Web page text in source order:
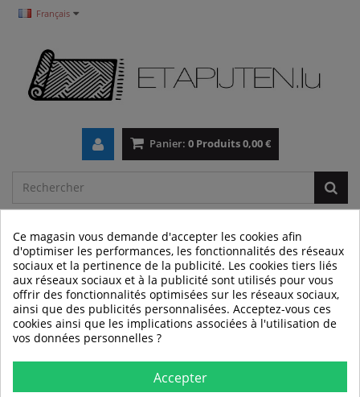
Français
Panier: 0 Produits0,00 €
MENU
Maison et intérieur Pour enfants
Puzzles en
mousse
INFORMATIONS
Puzzles en mousse
Ce magasin vous demande d'accepter les cookies afin
d'optimiser les performances, les fonctionnalités des réseaux
sociaux et la pertinence de la publicité. Les cookies tiers liés
aux réseaux sociaux et à la publicité sont utilisés pour vous
offrir des fonctionnalités optimisées sur les réseaux sociaux,
ainsi que des publicités personnalisées. Acceptez-vous ces
cookies ainsi que les implications associées à l'utilisation de
vos données personnelles ?
Accepter